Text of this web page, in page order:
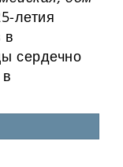
летия
в
сердечно